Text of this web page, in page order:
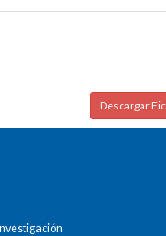
Descargar